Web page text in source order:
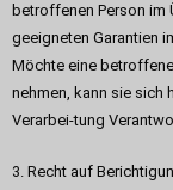
betroffenen Person im
geeigneten Garantien
Möchte eine
nehmen, kann sie sich
Verarbei-tung
3. Recht auf